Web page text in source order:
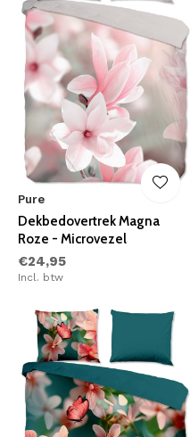
Pure
Dekbedovertrek Magna
Roze - Microvezel
€24,95
Incl. btw